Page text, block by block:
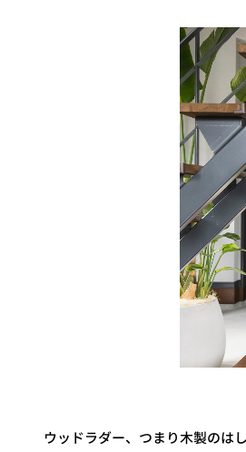
ウッドラダー、つまり木製のは